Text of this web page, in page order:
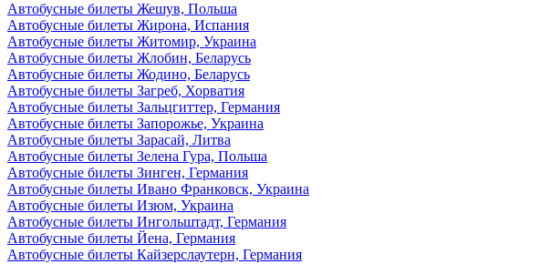
Автобусные билеты Жешув, Польша
Автобусные билеты Жирона, Испания
Автобусные билеты Житомир, Украина
Автобусные билеты Жлобин, Беларусь
Автобусные билеты Жодино, Беларусь
Автобусные билеты Загреб, Хорватия
Автобусные билеты Зальцгиттер, Германия
Автобусные билеты Запорожье, Украина
Автобусные билеты Зарасай, Литва
Автобусные билеты Зелена Гура, Польша
Автобусные билеты Зинген, Германия
Автобусные билеты Ивано Франковск, Украина
Автобусные билеты Изюм, Украина
Автобусные билеты Ингольштадт, Германия
Автобусные билеты Йена, Германия
Автобусные билеты Кайзерслаутерн, Германия